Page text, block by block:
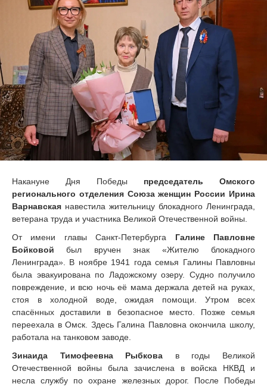
Накануне Дня Победы председатель Омского
регионального отделения Союза женщин России Ирина
Варнавская навестила жительницу блокадного Ленинграда,
ветерана труда и участника Великой Отечественной войны.
От имени главы Санкт-Петербурга Галине Павловне
Бойковой был вручен знак «Жителю блокадного
Ленинграда». В ноябре 1941 года семья Галины Павловны
была эвакуирована по Ладожскому озеру. Судно получило
повреждение, и всю ночь её мама держала детей на руках,
стоя в холодной воде, ожидая помощи. Утром всех
спасённых доставили в безопасное место. Позже семья
переехала в Омск. Здесь Галина Павловна окончила школу,
работала на танковом заводе.
Зинаида Тимофеевна Рыбкова в годы Великой
Отечественной войны была зачислена в войска НКВД и
несла службу по охране железных дорог. После Победы